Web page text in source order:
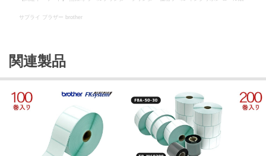
サプライ ブラザー brother
関連製品